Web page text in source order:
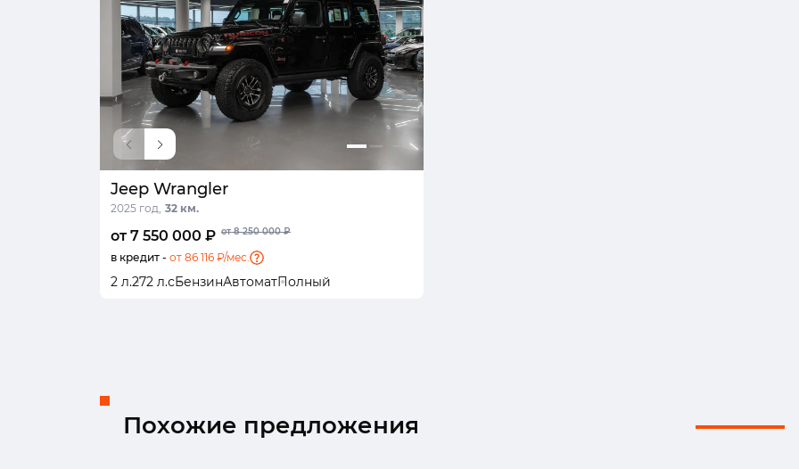
Jeep Wrangler
2025 год, 32 км.
от 7 550 000 ₽ от 8 250 000 ₽
в кредит - от 86 116 ₽/мес.
2 л.272 л.сБензинАвтоматПолный
Похожие предложения